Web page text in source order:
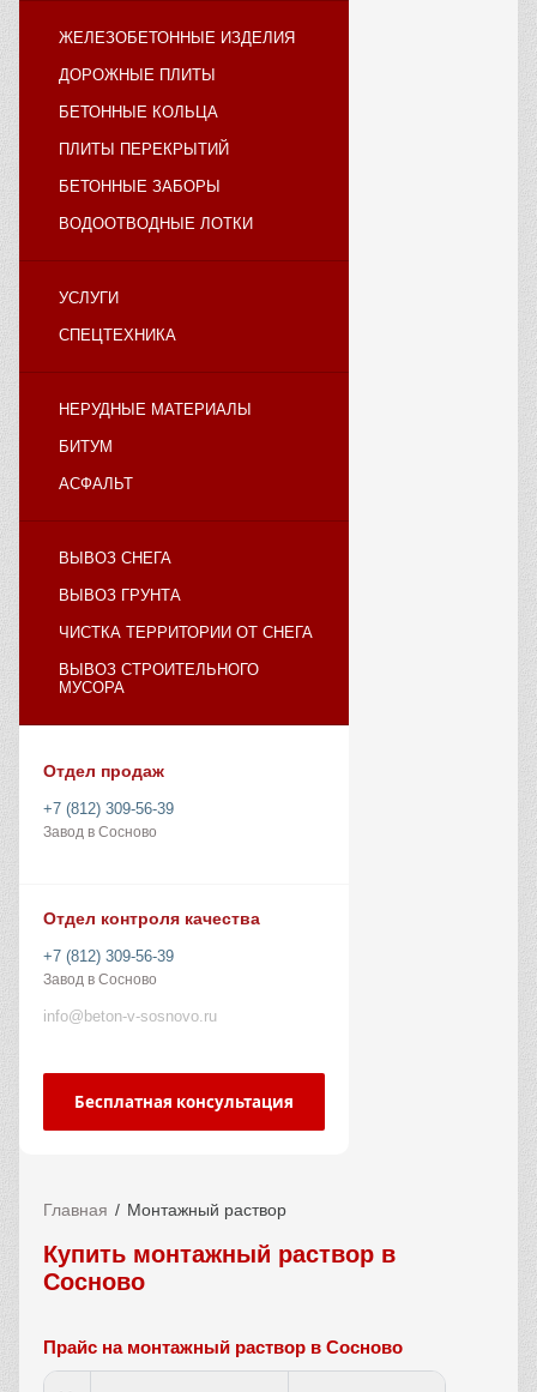
ЖЕЛЕЗОБЕТОННЫЕ ИЗДЕЛИЯ
ДОРОЖНЫЕ ПЛИТЫ
БЕТОННЫЕ КОЛЬЦА
ПЛИТЫ ПЕРЕКРЫТИЙ
БЕТОННЫЕ ЗАБОРЫ
ВОДООТВОДНЫЕ ЛОТКИ
УСЛУГИ
СПЕЦТЕХНИКА
НЕРУДНЫЕ МАТЕРИАЛЫ
БИТУМ
АСФАЛЬТ
ВЫВОЗ СНЕГА
ВЫВОЗ ГРУНТА
ЧИСТКА ТЕРРИТОРИИ ОТ СНЕГА
ВЫВОЗ СТРОИТЕЛЬНОГО
МУСОРА
Отдел продаж
+7 (812) 309-56-39
Завод в Сосново
Отдел контроля качества
+7 (812) 309-56-39
Завод в Сосново
info@beton-v-sosnovo.ru
Бесплатная консультация
Главная Монтажный раствор
Купить монтажный раствор в
Сосново
Прайс на монтажный раствор в Сосново